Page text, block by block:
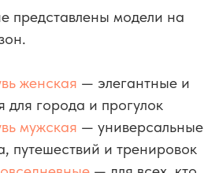
представлены модели на
женская — элегантные и
города и прогулок
мужская — универсальные
путешествий и тренировок